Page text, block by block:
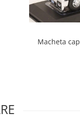
Macheta